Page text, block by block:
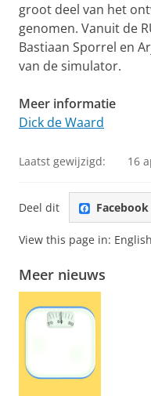
groot deel van het
genomen. Vanuit de
Bastiaan Sporrel en
van de simulator.
Meer informatie
Dick de Waard
Laatst gewijzigd: 16
Deel dit Facebook
View this page in: English
Meer nieuws